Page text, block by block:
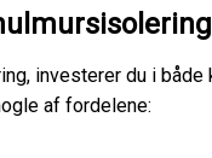
investerer du i både
af fordelene: